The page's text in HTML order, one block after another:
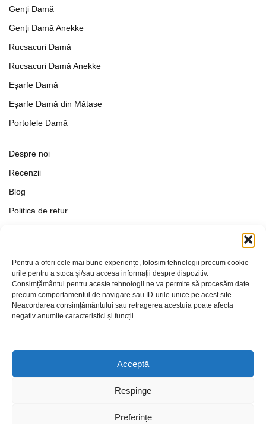
Pentru a oferi cele mai bune experiențe, folosim tehnologii precum cookie-
urile pentru a stoca și/sau accesa informații despre dispozitiv.
Consimțământul pentru aceste tehnologii ne va permite să procesăm date
precum comportamentul de navigare sau ID-urile unice pe acest site.
Neacordarea consimțământului sau retragerea acestuia poate afecta
negativ anumite caracteristici și funcții.
Acceptă
Respinge
Preferințe
Genți Damă
Genți Damă Anekke
Rucsacuri Damă
Rucsacuri Damă Anekke
Eșarfe Damă
Eșarfe Damă din Mătase
Portofele Damă
Despre noi
Recenzii
Blog
Politica de retur
Politica de Confidențialitate
Politica de cookies
Setări Cookie-uri
Contact